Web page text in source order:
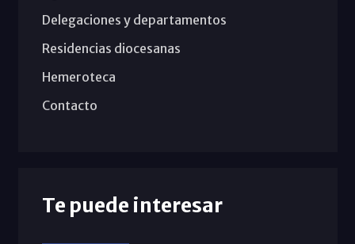
Delegaciones y departamentos
Residencias diocesanas
Hemeroteca
Contacto
Te puede interesar